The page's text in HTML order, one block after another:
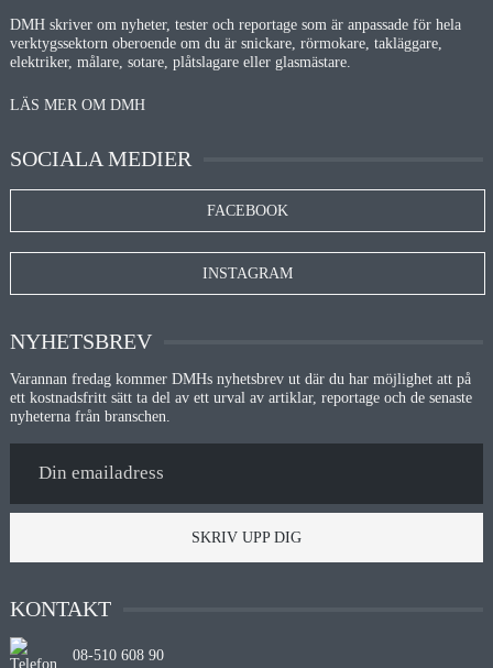
DMH skriver om nyheter, tester och reportage som är anpassade för hela
verktygssektorn oberoende om du är snickare, rörmokare, takläggare,
elektriker, målare, sotare, plåtslagare eller glasmästare.
LÄS MER OM DMH
SOCIALA MEDIER
FACEBOOK
INSTAGRAM
NYHETSBREV
Varannan fredag kommer DMHs nyhetsbrev ut där du har möjlighet att på
ett kostnadsfritt sätt ta del av ett urval av artiklar, reportage och de senaste
nyheterna från branschen.
SKRIV UPP DIG
KONTAKT
08-510 608 90